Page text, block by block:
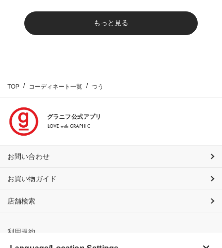
もっと見る
TOP コーディネート一覧 つう
グラニフ公式アプリ
LOVE with GRAPHIC
お問い合わせ
お買い物ガイド
店舗検索
利用規約